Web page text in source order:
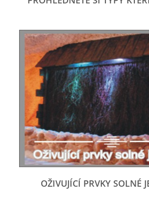
OŽIVUJÍCÍ PRVKY SOLNÉ